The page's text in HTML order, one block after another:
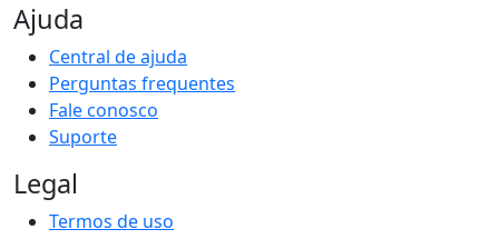
Ajuda
Central de ajuda
Perguntas frequentes
Fale conosco
Suporte
Legal
Termos de uso